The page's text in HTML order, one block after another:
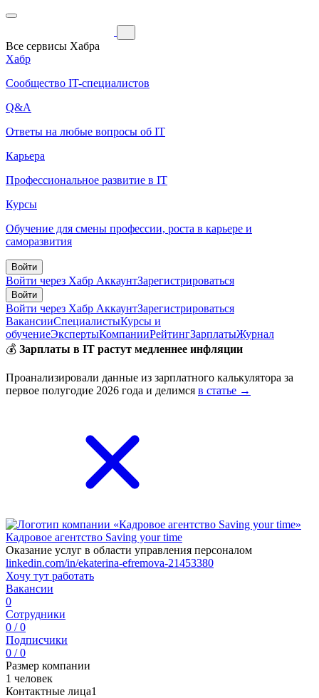
Все сервисы Хабра
Хабр
Сообщество IT-специалистов
Q&A
Ответы на любые вопросы об IT
Карьера
Профессиональное развитие в IT
Курсы
Обучение для смены профессии, роста в карьере и
саморазвития
Войти
Войти через Хабр АккаунтЗарегистрироваться
Войти
Войти через Хабр АккаунтЗарегистрироваться
ВакансииСпециалистыКурсы и
обучениеЭкспертыКомпанииРейтингЗарплатыЖурнал
💰 Зарплаты в IT растут медленнее инфляции
Проанализировали данные из зарплатного калькулятора за
первое полугодие 2026 года и делимся в статье →
Кадровое агентство Saving your time
Оказание услуг в области управления персоналом
linkedin.com/in/ekaterina-efremova-21453380
Хочу тут работать
Вакансии
0
Сотрудники
0 / 0
Подписчики
0 / 0
Размер компании
1 человек
Контактные лица1